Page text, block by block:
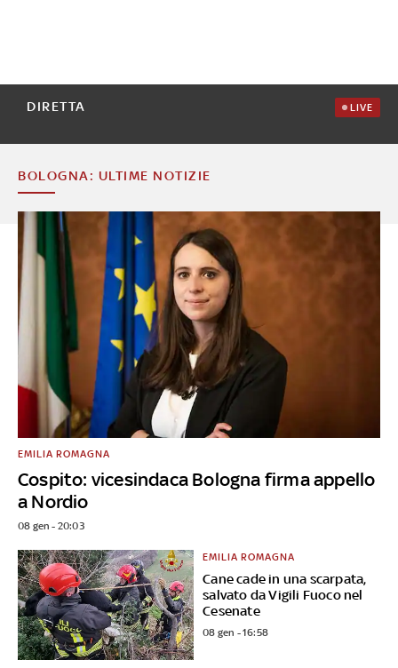
DIRETTA LIVE
BOLOGNA: ULTIME NOTIZIE
Cospito: vicesindaca Bologna firma appello
a Nordio
EMILIA ROMAGNA
08 gen - 20:03
Cane cade in una scarpata,
salvato da Vigili Fuoco nel
Cesenate
EMILIA ROMAGNA
08 gen - 16:58